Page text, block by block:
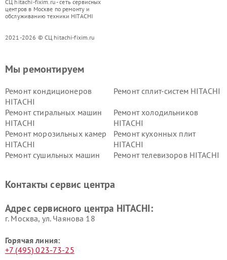
СЦ hitachi-fixim.ru - сеть сервисных
центров в Москве по ремонту и
обслуживанию техники HITACHI
2021-2026 © СЦ hitachi-fixim.ru
Мы ремонтируем
Ремонт кондиционеров
HITACHI
Ремонт сплит-систем HITACHI
Ремонт стиральных машин
HITACHI
Ремонт холодильников
HITACHI
Ремонт морозильных камер
HITACHI
Ремонт кухонных плит
HITACHI
Ремонт сушильных машин
Ремонт телевизоров HITACHI
данных HITACHI
HITACHI
HITACHI
HITACHI
Контакты сервис центра
Адрес сервисного центра HITACHI:
г. Москва, ул. Чаянова 18
Горячая линия:
+7 (495) 023-73-25